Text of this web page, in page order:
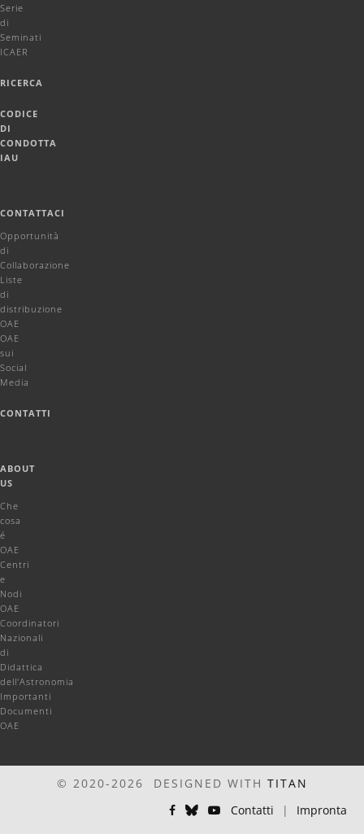
Serie
di
Seminati
ICAER
RICERCA
CODICE
DI
CONDOTTA
IAU
CONTATTACI
Opportunità
di
Collaborazione
Liste
di
distribuzione
OAE
OAE
sui
Social
Media
CONTATTI
ABOUT
US
Che
cosa
é
OAE
Centri
e
Nodi
OAE
Coordinatori
Nazionali
di
Didattica
dell'Astronomia
Importanti
Documenti
OAE
© 2020-2026 DESIGNED WITH TITAN
Contatti
| Impronta